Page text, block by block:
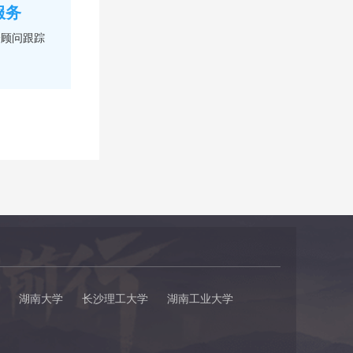
务
问跟踪
湖南大学 长沙理工大学 湖南工业大学